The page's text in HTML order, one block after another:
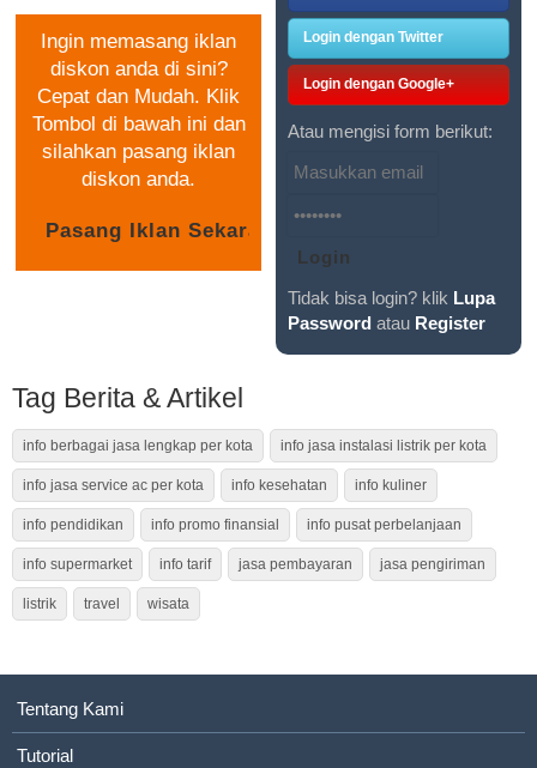
Ingin memasang iklan
diskon anda di sini?
Cepat dan Mudah. Klik
Tombol di bawah ini dan
silahkan pasang iklan
diskon anda.
Login dengan Twitter
Login dengan Google+
Atau mengisi form berikut:
Tidak bisa login? klik Lupa
Password atau Register
Tag Berita & Artikel
info berbagai jasa lengkap per kota info jasa instalasi listrik per kota
info jasa service ac per kota info kesehatan info kuliner
info pendidikan info promo finansial info pusat perbelanjaan
info supermarket info tarif jasa pembayaran jasa pengiriman
listrik travel wisata
Tentang Kami
Tutorial